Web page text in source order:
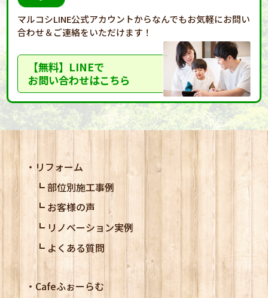
マルコシLINE公式アカウントからなんでもお気軽にお問い
合わせ＆ご連絡をいただけます！
【無料】LINEで
お問い合わせはこちら
リフォーム
部位別施工事例
お客様の声
リノベーション実例
よくある質問
Cafeふぉーらむ